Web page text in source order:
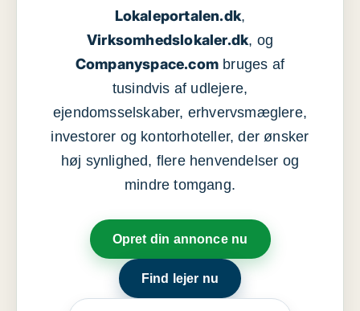
Lokaleportalen.dk,
Virksomhedslokaler.dk, og
Companyspace.com bruges af
tusindvis af udlejere,
ejendomsselskaber, erhvervsmæglere,
investorer og kontorhoteller, der ønsker
høj synlighed, flere henvendelser og
mindre tomgang.
Opret din annonce nu
Find lejer nu